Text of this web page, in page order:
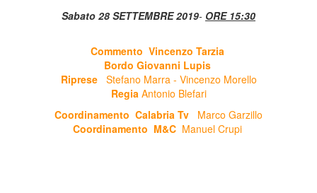
Sabato 28 SETTEMBRE 2019- ORE 15:30
Commento Vincenzo Tarzia
Bordo Giovanni Lupis
Riprese Stefano Marra - Vincenzo Morello
RegiaAntonio Blefari
Coordinamento Calabria Tv
Marco Garzillo
Coordinamento M&C Manuel Crupi